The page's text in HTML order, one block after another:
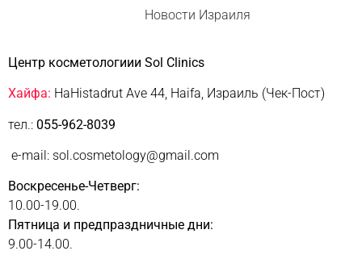
Новости Израиля
Центр косметологиии Sol Clinics
Хайфа: HaHistadrut Ave 44, Haifa, Израиль (Чек-Пост)
тел.: 055-962-8039
e-mail: sol.cosmetology@gmail.com
Воскресенье-Четверг:
10.00-19.00.
Пятница и предпраздничные дни:
9.00-14.00.